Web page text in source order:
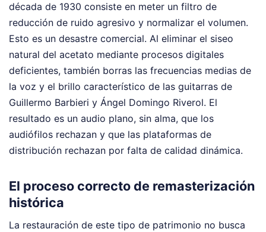
década de 1930 consiste en meter un filtro de
reducción de ruido agresivo y normalizar el volumen.
Esto es un desastre comercial. Al eliminar el siseo
natural del acetato mediante procesos digitales
deficientes, también borras las frecuencias medias de
la voz y el brillo característico de las guitarras de
Guillermo Barbieri y Ángel Domingo Riverol. El
resultado es un audio plano, sin alma, que los
audiófilos rechazan y que las plataformas de
distribución rechazan por falta de calidad dinámica.
El proceso correcto de remasterización
histórica
La restauración de este tipo de patrimonio no busca